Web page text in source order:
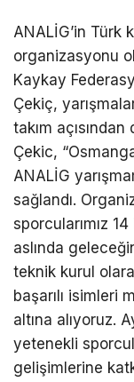
ANALİG’in Türk
organizasyonu
Kaykay
Çekiç,
takım
Çekic,
ANALİG
sağlandı.
sporcularımız
aslında
teknik kurul
başarılı isimleri
altına alıyoruz.
yetenekli
gelişimlerine